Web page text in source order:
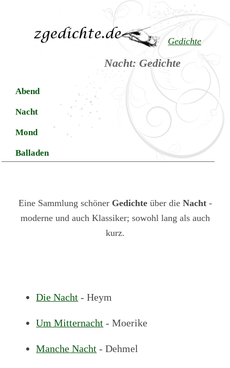
Gedichte
Nacht: Gedichte
Abend
Nacht
Mond
Balladen
Eine Sammlung schöner Gedichteüber die Nacht-
moderne und auch Klassiker; sowohl lang als auch
kurz.
Die Nacht - Heym
Um Mitternacht - Moerike
Manche Nacht - Dehmel